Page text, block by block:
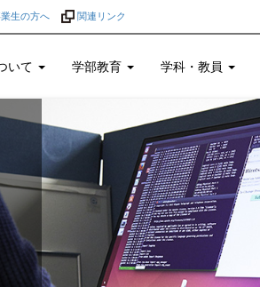
生の方へ 関連リンク
いて 学部教育 学科・教員